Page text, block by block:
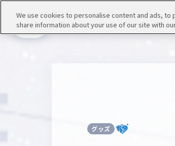
グッズ
We use cookies to personalise content and ads,
share information about your use of our site with